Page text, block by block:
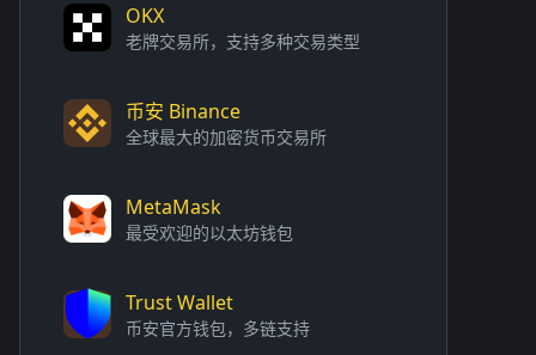
OKX
老牌交易所，支持多种交易类型
币安 Binance
全球最大的加密货币交易所
MetaMask
最受欢迎的以太坊钱包
Trust Wallet
币安官方钱包，多链支持